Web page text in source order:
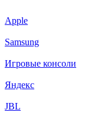
Apple
Samsung
Игровые консоли
Яндекс
JBL